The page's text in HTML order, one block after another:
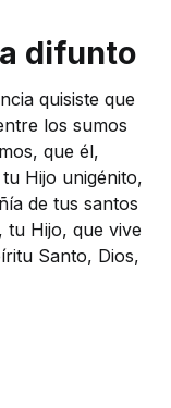
difunto
quisiste que
los sumos
que él,
Hijo unigénito,
de tus santos
tu Hijo, que vive
Santo, Dios,